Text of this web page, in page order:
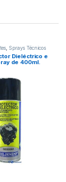
Sprays Técnicos
Dieléctrico e
de 400ml.